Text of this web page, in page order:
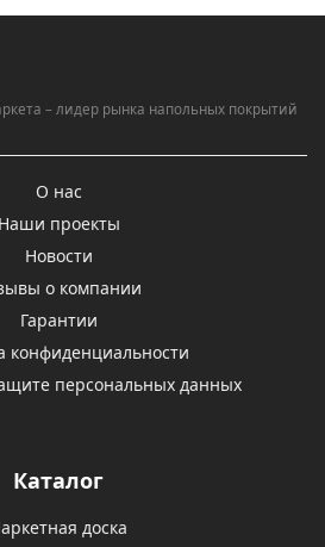
– лидер рынка напольных покрытий
О нас
Наши проекты
Новости
о компании
Гарантии
конфиденциальности
персональных данных
Каталог
доска